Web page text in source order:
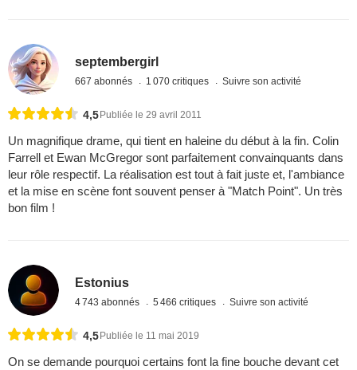
septembergirl
667 abonnés 1 070 critiques Suivre son activité
4,5Publiée le 29 avril 2011
Un magnifique drame, qui tient en haleine du début à la fin. Colin
Farrell et Ewan McGregor sont parfaitement convainquants dans
leur rôle respectif. La réalisation est tout à fait juste et, l'ambiance
et la mise en scène font souvent penser à "Match Point". Un très
bon film !
Estonius
4 743 abonnés 5 466 critiques Suivre son activité
4,5 Publiée le 11 mai 2019
On se demande pourquoi certains font la fine bouche devant cet